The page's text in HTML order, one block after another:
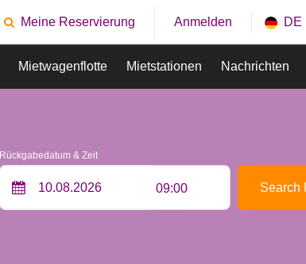
Meine Reservierung Anmelden DE
Mietwagenflotte Mietstationen Nachrichten
Rückgabedatum & Zeit
09:00 Search